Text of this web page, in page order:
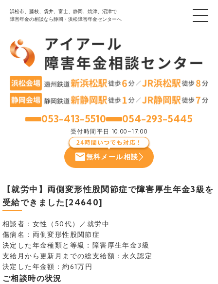
浜松市、藤枝、袋井、富士、静岡、焼津、沼津で
障害年金の相談なら静岡・浜松障害年金センターへ
053-413-5510 054-293-5445
受付時間 平日 10:00~17:00
無料メール相談
【就労中】両側変形性股関節症で障害厚生年金3級を
受給できました[24640]
相談者：女性（50代）／就労中
傷病名：両側変形性股関節症
決定した年金種類と等級：障害厚生年金3級
支給月から更新月までの総支給額：永久認定
決定した年金額：約61万円
ご相談時の状況